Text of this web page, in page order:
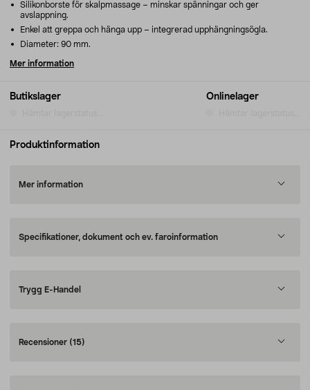
Butikslager Onlinelager
Silikonborste för skalpmassage – minskar spänningar och ger
avslappning.
Enkel att greppa och hänga upp – integrerad upphängningsögla.
Diameter: 90 mm.
Mer information
Produktinformation
Mer information
Specifikationer, dokument och ev. faroinformation
Trygg E-Handel
Recensioner (15)